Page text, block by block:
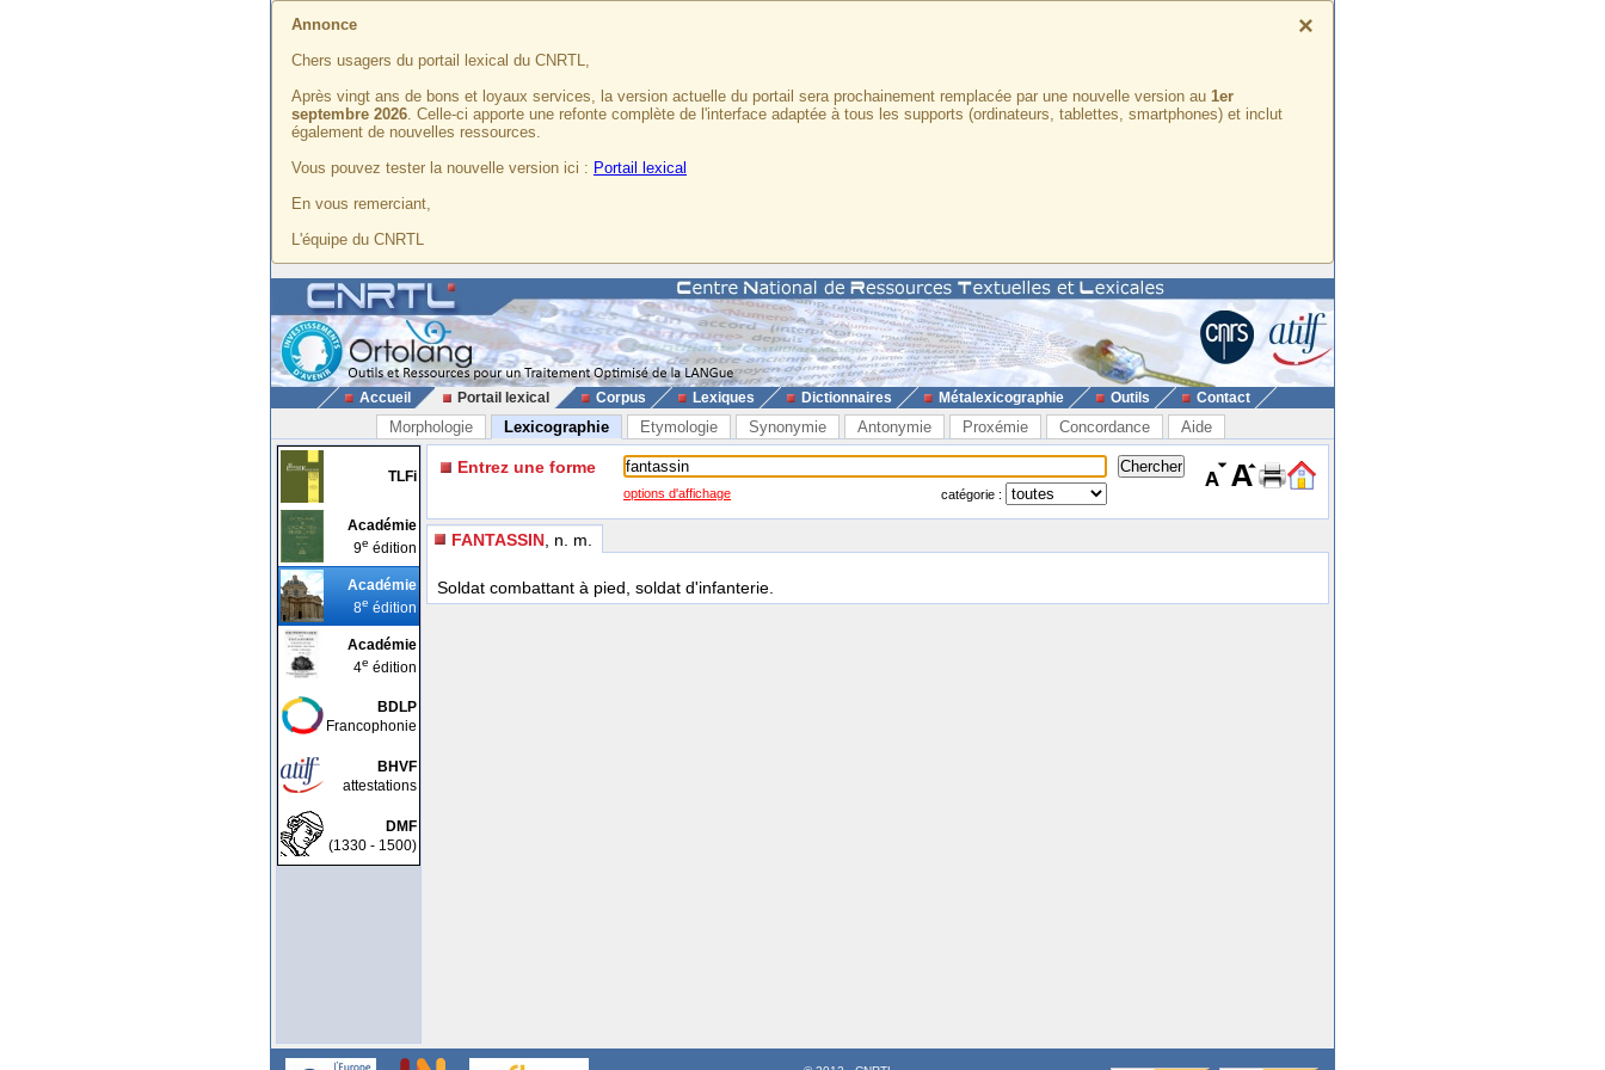
×
Annonce
Chers usagers du portail lexical du CNRTL,
Après vingt ans de bons et loyaux services, la version actuelle du portail sera prochainement remplacée par une nouvelle version au 1er
septembre 2026. Celle-ci apporte une refonte complète de l'interface adaptée à tous les supports (ordinateurs, tablettes, smartphones) et inclut
également de nouvelles ressources.
Vous pouvez tester la nouvelle version ici : Portail lexical
En vous remerciant,
L'équipe du CNRTL
Accueil Portail lexical Corpus Lexiques Dictionnaires Métalexicographie Outils Contact
Morphologie Lexicographie Etymologie Synonymie Antonymie Proxémie Concordance Aide
TLFi
Académie
9e édition
Académie
8e édition
Académie
4e édition
BDLP
Francophonie
BHVF
attestations
DMF
(1330 - 1500)
Entrez une forme
options d'affichage catégorie :
FANTASSIN , n. m.
Soldat combattant à pied, soldat d'infanterie.